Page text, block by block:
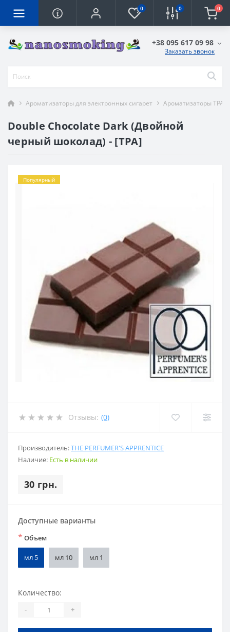
0 0 0
+38 095 617 09 98
Заказать звонок
Ароматизаторы для электронных сигарет Ароматизаторы TPA
Double Chocolate Dark (Двойной
черный шоколад) - [TPA]
Популярный
Отзывы: (0)
Производитель:THE PERFUMER'S APPRENTICE
Наличие: Есть в наличии
30 грн.
Доступные варианты
* Объем
мл 5 мл 10 мл 1
Количество:
- +